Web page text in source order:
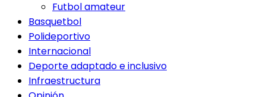
Futbol amateur
Basquetbol
Polideportivo
Internacional
Deporte adaptado e inclusivo
Infraestructura